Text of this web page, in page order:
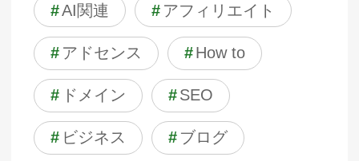
#AI関連 # アフィリエイト
# アドセンス #How to
# ドメイン #SEO
# ビジネス # ブログ